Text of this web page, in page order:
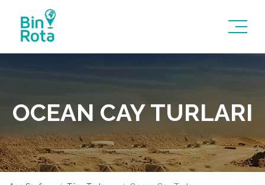
OCEAN CAY TURLARI